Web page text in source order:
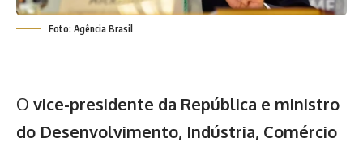
Foto: Agência Brasil
O vice-presidente da República e ministro
do Desenvolvimento, Indústria, Comércio